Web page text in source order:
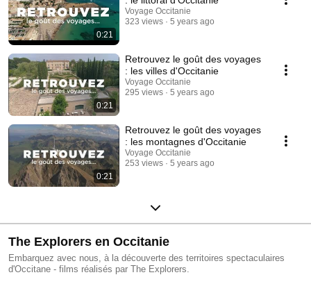
0:21
Voyage Occitanie
323 views
5 years ago
0:21
Retrouvez le goût des voyages
: les villes d'Occitanie
Voyage Occitanie
295 views
5 years ago
0:21
Retrouvez le goût des voyages
: les montagnes d'Occitanie
Voyage Occitanie
253 views
5 years ago
The Explorers en Occitanie
Embarquez avec nous, à la découverte des territoires spectaculaires
d'Occitane - films réalisés par The Explorers.